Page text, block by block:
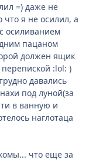
=) даже не
что я не осилил, а
осиливанием
пацаном
должен ящик
:lol: )
давались
под луной(за
в ванную и
наглотаца
что еще за